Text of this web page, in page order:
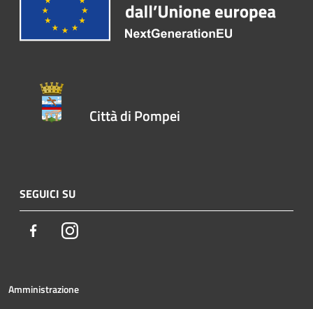
Città di Pompei
SEGUICI SU
FacebookInstagram
Amministrazione